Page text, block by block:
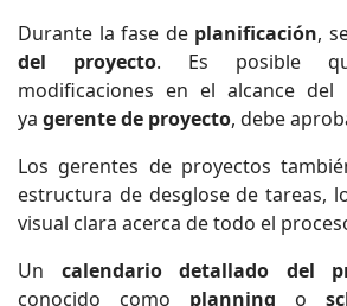
Durante la fase de planificación,
del proyecto. Es posible
modificaciones en el alcance
ya gerente de proyecto, debe
Los gerentes de proyectos
estructura de desglose de tareas,
visual clara acerca de todo el
Un calendario detallado del
conocido como planning o